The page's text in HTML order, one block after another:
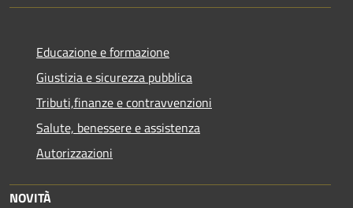
Educazione e formazione
Giustizia e sicurezza pubblica
Tributi,finanze e contravvenzioni
Salute, benessere e assistenza
Autorizzazioni
NOVITÀ